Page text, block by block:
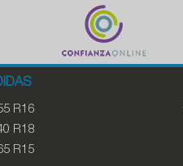
R16
R18
R15